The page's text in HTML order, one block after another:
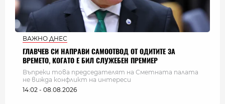
ВАЖНО ДНЕС
ГЛАВЧЕВ СИ НАПРАВИ САМООТВОД ОТ ОДИТИТЕ ЗА
ВРЕМЕТО, КОГАТО Е БИЛ СЛУЖЕБЕН ПРЕМИЕР
Въпреки това председателят на Сметната палата
не вижда конфликт на интереси
14:02 - 08.08.2026